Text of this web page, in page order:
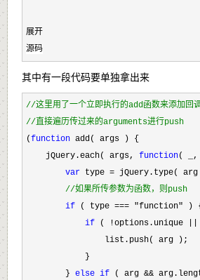
展开
源码
其中有一段代码要单独拿出来
//这里用了一个立即执行的add函数来添加回
//直接遍历传过来的arguments进行push
(function add( args ) {
    jQuery.each( args,
function( _,
var type = jQuery.type(
//如果所传参数为函数，则push
if ( type === "function" ) {
if ( !options.unique
                list.push( arg );
            }
        }
else if ( arg &&